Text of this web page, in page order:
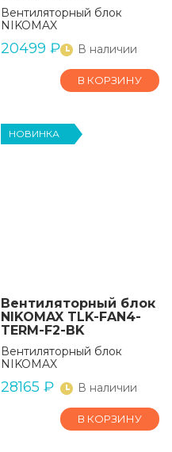
Вентиляторный блок
NIKOMAX
20499 ₽ В наличии
В КОРЗИНУ
НОВИНКА
Вентиляторный блок
NIKOMAX TLK-FAN4-
TERM-F2-BK
Вентиляторный блок
NIKOMAX
28165 ₽ В наличии
В КОРЗИНУ